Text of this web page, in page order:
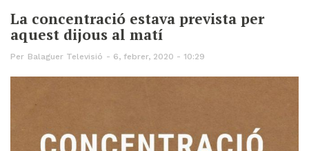
La concentració estava prevista per
aquest dijous al matí
Per Balaguer Televisió 6, febrer, 2020 - 10:29